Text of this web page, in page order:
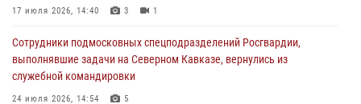
05 августа 2026, 15:48
Сотрудники спецподразделения подмосковного главка Росгвардии
отработали навыки огневой подготовки на комплексных учениях
04 августа 2026, 12:21
17 июля 2026, 14:40 3 1
Сотрудники подмосковных спецподразделений Росгвардии,
выполнявшие задачи на Северном Кавказе, вернулись из
служебной командировки
24 июля 2026, 14:54 5